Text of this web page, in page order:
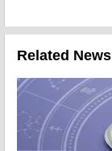
Related News